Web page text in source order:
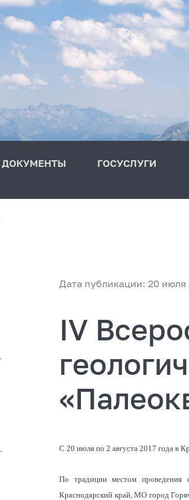
ДОКУМЕНТЫ ГОСУСЛУГИ
Дата публикации: 20 июля
IV
С 20 июля по 2 августа 2017 года в
По традиции местом проведения
Краснодарский край, МО город